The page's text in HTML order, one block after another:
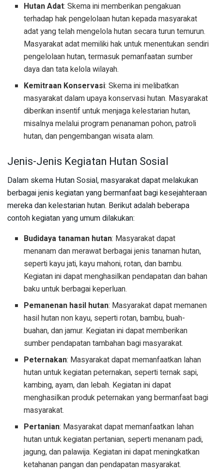
Hutan Adat: Skema ini memberikan pengakuan
terhadap hak pengelolaan hutan kepada masyarakat
adat yang telah mengelola hutan secara turun temurun.
Masyarakat adat memiliki hak untuk menentukan sendiri
pengelolaan hutan, termasuk pemanfaatan sumber
daya dan tata kelola wilayah.
Kemitraan Konservasi: Skema ini melibatkan
masyarakat dalam upaya konservasi hutan. Masyarakat
diberikan insentif untuk menjaga kelestarian hutan,
misalnya melalui program penanaman pohon, patroli
hutan, dan pengembangan wisata alam.
Jenis-Jenis Kegiatan Hutan Sosial
Dalam skema Hutan Sosial, masyarakat dapat melakukan
berbagai jenis kegiatan yang bermanfaat bagi kesejahteraan
mereka dan kelestarian hutan. Berikut adalah beberapa
contoh kegiatan yang umum dilakukan:
Budidaya tanaman hutan: Masyarakat dapat
menanam dan merawat berbagai jenis tanaman hutan,
seperti kayu jati, kayu mahoni, rotan, dan bambu.
Kegiatan ini dapat menghasilkan pendapatan dan bahan
baku untuk berbagai keperluan.
Pemanenan hasil hutan: Masyarakat dapat memanen
hasil hutan non kayu, seperti rotan, bambu, buah-
buahan, dan jamur. Kegiatan ini dapat memberikan
sumber pendapatan tambahan bagi masyarakat.
Peternakan: Masyarakat dapat memanfaatkan lahan
hutan untuk kegiatan peternakan, seperti ternak sapi,
kambing, ayam, dan lebah. Kegiatan ini dapat
menghasilkan produk peternakan yang bermanfaat bagi
masyarakat.
Pertanian: Masyarakat dapat memanfaatkan lahan
hutan untuk kegiatan pertanian, seperti menanam padi,
jagung, dan palawija. Kegiatan ini dapat meningkatkan
ketahanan pangan dan pendapatan masyarakat.